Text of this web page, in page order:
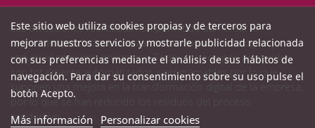
Este sitio web utiliza cookies propias y de terceros para
mejorar nuestros servicios y mostrarle publicidad relacionada
con sus preferencias mediante el análisis de sus hábitos de
navegación. Para dar su consentimiento sobre su uso pulse el
botón Acepto.
Más información Personalizar cookies
Las actuaciones realizadas han permitido aumentar la
capacidad productiva, avanzar en las nuevas tecnologías y
reducir el consumo energético. Todos los equipos adquiridos
son totalmente automatizados y programables por lo que
suponen una mejora en la transformación digital de la empresa,
por lo que se han reducido los residuos del proceso
productivo.